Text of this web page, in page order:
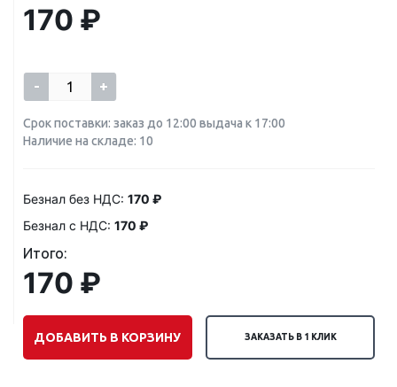
170 ₽
- +
Срок поставки: заказ до 12:00 выдача к 17:00
Наличие на складе: 10
Безнал без НДС: 170 ₽
Безнал с НДС: 170 ₽
Итого:
170 ₽
ДОБАВИТЬ В КОРЗИНУ ЗАКАЗАТЬ В 1 КЛИК